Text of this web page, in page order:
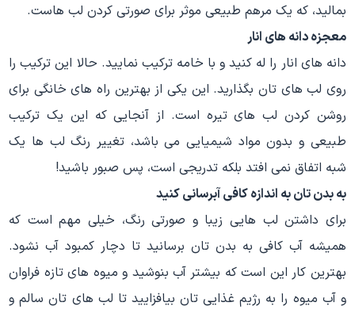
بمالید، که یک مرهم طبیعی موثر برای صورتی کردن لب هاست.
معجزه دانه های انار
دانه های انار را له کنید و با خامه ترکیب نمایید. حالا این ترکیب را
روی لب های تان بگذارید. این یکی از بهترین راه های خانگی برای
روشن کردن لب های تیره است. از آنجایی که این یک ترکیب
طبیعی و بدون مواد شیمیایی می باشد، تغییر رنگ لب ها یک
شبه اتفاق نمی افتد بلکه تدریجی است، پس صبور باشید!
به بدن تان به اندازه کافی آبرسانی کنید
برای داشتن لب هایی زیبا و صورتی رنگ، خیلی مهم است که
همیشه آب کافی به بدن تان برسانید تا دچار کمبود آب نشود.
بهترین کار این است که بیشتر آب بنوشید و میوه های تازه فراوان
و آب میوه را به رژیم غذایی تان بیافزایید تا لب های تان سالم و